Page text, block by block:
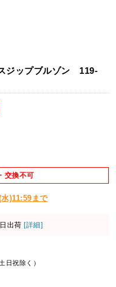
ジップブルゾン 119-
交換不可
)11:59まで
出荷 [詳細]
日祝除く）